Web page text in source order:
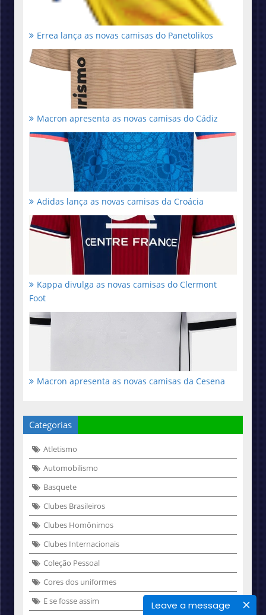
Leave a message
Errea lança as novas camisas do Panetolikos
Macron apresenta as novas camisas do Cádiz
Adidas lança as novas camisas da Croácia
Kappa divulga as novas camisas do Clermont
Foot
Macron apresenta as novas camisas da Cesena
Categorias
Atletismo
Automobilismo
Basquete
Clubes Brasileiros
Clubes Homônimos
Clubes Internacionais
Coleção Pessoal
Cores dos uniformes
E se fosse assim